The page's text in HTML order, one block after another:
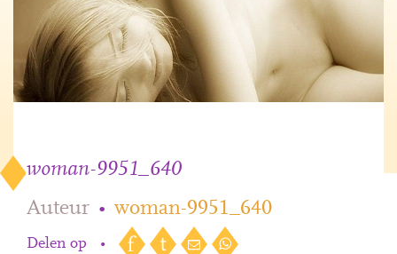
woman-9951_640
Auteur • woman-9951_640
Delen op •